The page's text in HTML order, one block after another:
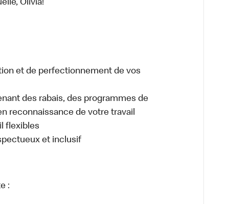
Santé et
Olivia!
et de perfectionnement de vos
des rabais, des programmes de
reconnaissance de votre travail
flexibles
et inclusif
: